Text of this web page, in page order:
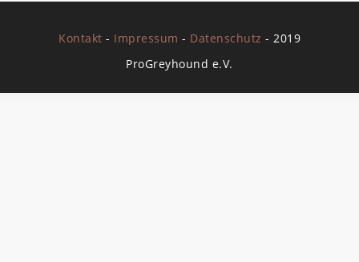
Kontakt - Impressum - Datenschutz - 2019
ProGreyhound e.V.